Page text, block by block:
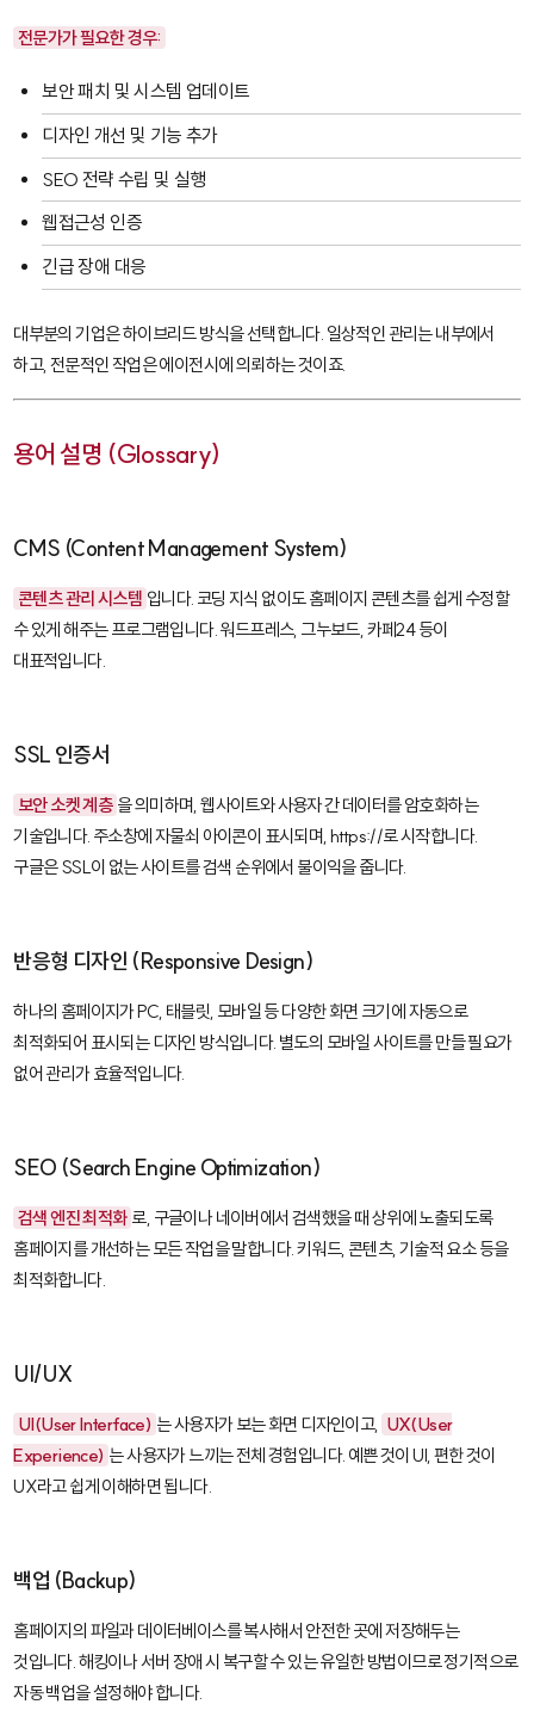
전문가가 필요한 경우:
보안 패치 및 시스템 업데이트
디자인 개선 및 기능 추가
SEO 전략 수립 및 실행
웹접근성 인증
긴급 장애 대응
대부분의 기업은 하이브리드 방식을 선택합니다. 일상적인 관리는 내부에서
하고, 전문적인 작업은 에이전시에 의뢰하는 것이죠.
용어 설명 (Glossary)
CMS (Content Management System)
콘텐츠 관리 시스템 입니다. 코딩 지식 없이도 홈페이지 콘텐츠를 쉽게 수정할
수 있게 해주는 프로그램입니다. 워드프레스, 그누보드, 카페24 등이
대표적입니다.
SSL 인증서
보안 소켓 계층 을 의미하며, 웹사이트와 사용자 간 데이터를 암호화하는
기술입니다. 주소창에 자물쇠 아이콘이 표시되며, https://로 시작합니다.
구글은 SSL이 없는 사이트를 검색 순위에서 불이익을 줍니다.
반응형 디자인 (Responsive Design)
하나의 홈페이지가 PC, 태블릿, 모바일 등 다양한 화면 크기에 자동으로
최적화되어 표시되는 디자인 방식입니다. 별도의 모바일 사이트를 만들 필요가
없어 관리가 효율적입니다.
SEO (Search Engine Optimization)
검색 엔진 최적화 로, 구글이나 네이버에서 검색했을 때 상위에 노출되도록
홈페이지를 개선하는 모든 작업을 말합니다. 키워드, 콘텐츠, 기술적 요소 등을
최적화합니다.
UI/UX
UI(User Interface) 는 사용자가 보는 화면 디자인이고, UX(User
Experience) 는 사용자가 느끼는 전체 경험입니다. 예쁜 것이 UI, 편한 것이
UX라고 쉽게 이해하면 됩니다.
백업 (Backup)
홈페이지의 파일과 데이터베이스를 복사해서 안전한 곳에 저장해두는
것입니다. 해킹이나 서버 장애 시 복구할 수 있는 유일한 방법이므로 정기적으로
자동 백업을 설정해야 합니다.